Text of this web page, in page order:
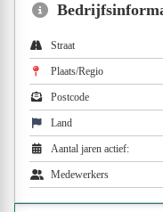
Straat
Plaats/Regio
Postcode
Land
Aantal jaren actief:
Medewerkers